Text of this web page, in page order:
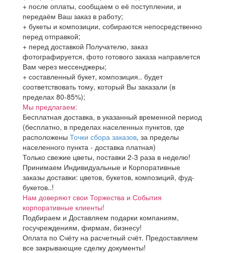
+ после оплаты, сообщаем о её поступлении, и
передаём Ваш заказ в работу;
+ букеты и композиции, собираются непосредственно
перед отправкой;
+ перед доставкой Получателю, заказ
фотографируется, фото готового заказа направлется
Вам через мессенджеры;
+ составленный букет, композиция.. будет
соответствовать тому, который Вы заказали (в
пределах 80-85%);
Мы предлагаем:
Бесплатная доставка, в указанный временной период
(бесплатно, в пределах населенных пунктов, где
расположены Точки сбора заказов, за пределы
населенного пункта - доставка платная)
Только свежие цветы, поставки 2-3 раза в неделю!
Принимаем Индивидуальные и Корпоративные
заказы доставки: цветов, букетов, композиций, фуд-
букетов..!
Нам доверяют свои Торжества и События
корпоративные клиенты!
Подбираем и Доставляем подарки компаниям,
госучреждениям, фирмам, бизнесу!
Оплата по Счёту на расчетный счёт. Предоставляем
все закрывающие сделку документы!